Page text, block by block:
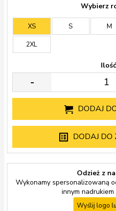
Wybierz
XS S M
2XL
-
DODAJ
DODAJ
Odzież z
Wykonamy spersonalizowaną
innym
Wyślij logo